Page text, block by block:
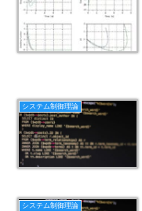
システム制御理論
システム制御理論